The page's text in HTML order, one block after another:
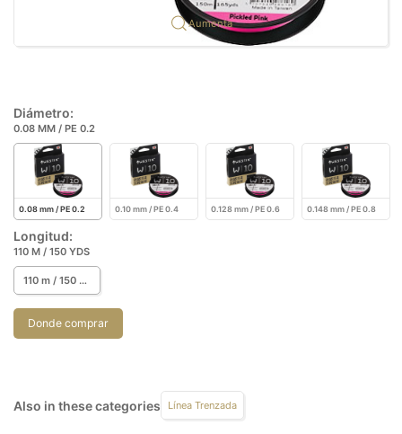
Aumenta
Diámetro:
0.08 MM / PE 0.2
0.08 mm / PE 0.2 0.10 mm / PE 0.4 0.128 mm / PE 0.6 0.148 mm / PE 0.8
Longitud:
110 M / 150 YDS
110 m / 150 yds
Donde comprar
Also in these categories Línea Trenzada